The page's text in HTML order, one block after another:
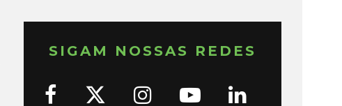
SIGAM NOSSAS REDES